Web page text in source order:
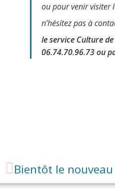
ou pour venir visiter
n’hésitez pas à
le service Culture
06.74.70.96.73 ou
Bientôt le